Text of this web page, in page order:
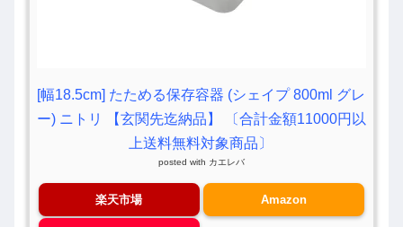
[幅18.5cm] たためる保存容器 (シェイプ 800ml グレ
ー) ニトリ 【玄関先迄納品】 〔合計金額11000円以
上送料無料対象商品〕
posted with カエレバ
楽天市場 Amazon